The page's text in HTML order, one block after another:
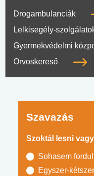
Drogambulanciák
Lelkisegély-
Gyermekvédelmi
Orvoskereső
Szavazás
Szoktál lesni
Sohasem
Egyszer-